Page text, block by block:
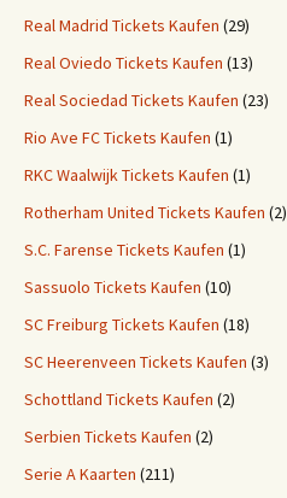
Real Madrid Tickets Kaufen (29)
Real Oviedo Tickets Kaufen (13)
Real Sociedad Tickets Kaufen (23)
Rio Ave FC Tickets Kaufen (1)
RKC Waalwijk Tickets Kaufen (1)
Rotherham United Tickets Kaufen (2)
S.C. Farense Tickets Kaufen (1)
Sassuolo Tickets Kaufen (10)
SC Freiburg Tickets Kaufen (18)
SC Heerenveen Tickets Kaufen (3)
Schottland Tickets Kaufen (2)
Serbien Tickets Kaufen (2)
Serie A Kaarten (211)